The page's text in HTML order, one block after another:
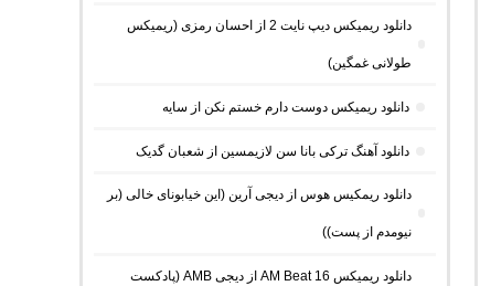
دانلود ریمیکس دیپ نایت 2 از احسان رمزی (ریمیکس
طولانی غمگین)
دانلود ریمیکس دوست دارم خستم نکن از سایه
دانلود آهنگ ترکی بانا سن لازیمسین از شعبان گدیک
دانلود ریمکیس هوس از دیجی آرین (این خیابونای خالی (بر
نیومدم از پست))
دانلود ریمیکس AM Beat 16 از دیجی AMB (پادکست